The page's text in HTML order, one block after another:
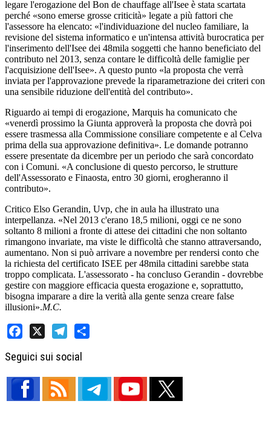
legare l'erogazione del Bon de chauffage all'Isee è stata scartata
perché «sono emerse grosse criticità» legate a più fattori che
l'assessore ha elencato: «l'individuazione del nucleo familiare, la
revisione del sistema informatico e un'intensa attività burocratica per
l'inserimento dell'Isee dei 48mila soggetti che hanno beneficiato del
contributo nel 2013, senza contare le difficoltà delle famiglie per
l'acquisizione dell'Isee». A questo punto «la proposta che verrà
inviata per l'approvazione prevede la riparametrazione dei criteri con
una sensibile riduzione dell'entità del contributo».
Riguardo ai tempi di erogazione, Marquis ha comunicato che
«venerdì prossimo la Giunta approverà la proposta che dovrà poi
essere trasmessa alla Commissione consiliare competente e al Celva
prima della sua approvazione definitiva». Le domande potranno
essere presentate da dicembre per un periodo che sarà concordato
con i Comuni. «A conclusione di questo percorso, le strutture
dell'Assessorato e Finaosta, entro 30 giorni, erogheranno il
contributo».
Critico Elso Gerandin, Uvp, che in aula ha illustrato una
interpellanza. «Nel 2013 c'erano 18,5 milioni, oggi ce ne sono
soltanto 8 milioni a fronte di attese dei cittadini che non soltanto
rimangono invariate, ma viste le difficoltà che stanno attraversando,
aumentano. Non si può arrivare a novembre per rendersi conto che
la richiesta del certificato ISEE per 48mila cittadini sarebbe stata
troppo complicata. L'assessorato - ha concluso Gerandin - dovrebbe
gestire con maggiore efficacia questa erogazione e, soprattutto,
bisogna imparare a dire la verità alla gente senza creare false
illusioni».M.C.
Seguici sui social